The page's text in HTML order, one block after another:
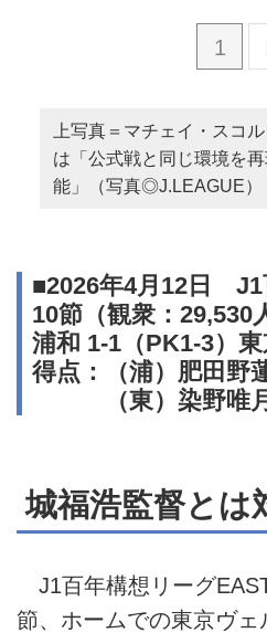
1
上写真＝マチェイ・スコ
は「公式戦と同じ環境を
能」（写真◎J.LEAGUE）
■2026年4月12日 J1
10節（観衆：29,530
浦和 1-1（PK1-3）
得点：（浦）肥田野
（東）染野唯月
城福浩監督と
J1百年構想リーグ
節、ホームでの東京ヴ